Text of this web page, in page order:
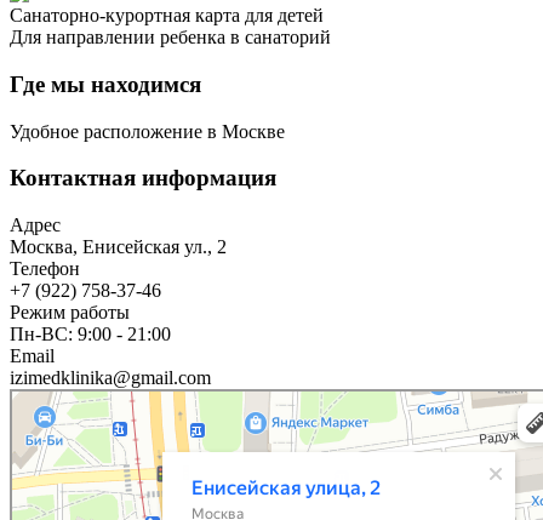
Санаторно-курортная карта для детей
Для направлении ребенка в санаторий
Где мы находимся
Удобное расположение в Москве
Контактная информация
Адрес
Москва, Енисейская ул., 2
Телефон
+7 (922) 758-37-46
Режим работы
Пн-ВС: 9:00 - 21:00
Email
izimedklinika@gmail.com